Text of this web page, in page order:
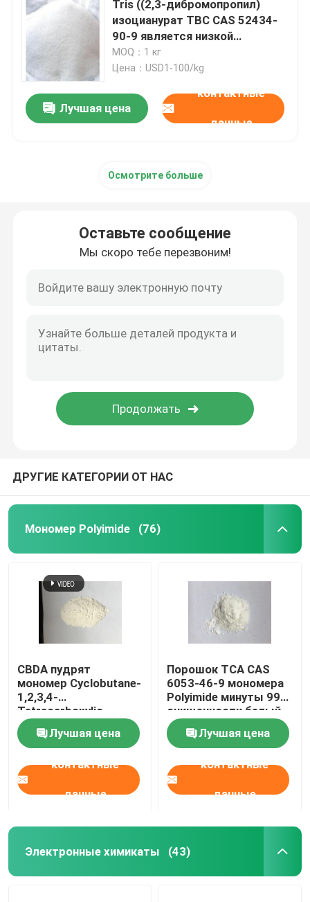
Особенные химикаты
Tris ((2,3-дибромопропил)
изоцианурат TBC CAS 52434-
90-9 является низкой
летучестью хорошая
совместимость
водостойкость и
нетоксичность
MOQ：1 кг
Цена：USD1-100/kg
Лучшая цена
контактные
данные
Осмотрите больше
Оставьте сообщение
Мы скоро тебе перезвоним!
ДРУГИЕ КАТЕГОРИИ ОТ НАС
Мономер Polyimide (76)
CBDA пудрят
мономер Cyclobutane-
1,2,3,4-
Tetracarboxylic
Dianhydride Polyimide
CAS 4415-87-6
Лучшая цена
контактные
данные
Порошок TCA CAS
6053-46-9 мономера
Polyimide минуты 99%
очищенности белый
твердый
Лучшая цена
контактные
данные
Электронные химикаты (43)